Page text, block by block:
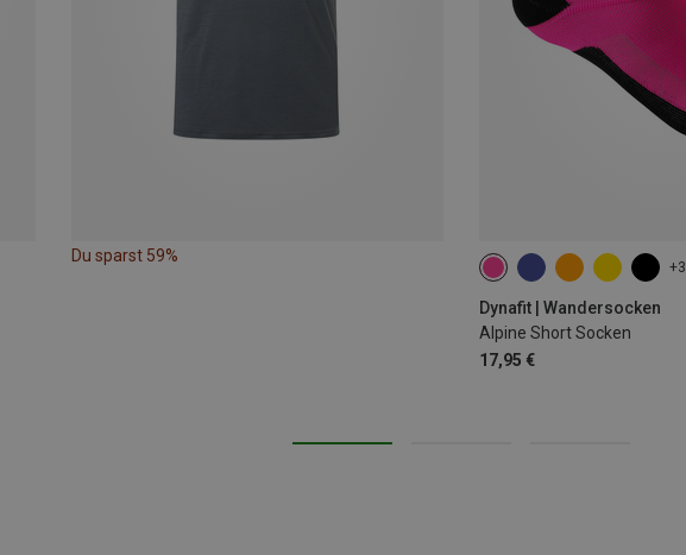
Du sparst 59%
+3
Dynafit | Wandersocken
Alpine Short Socken
17,95 €
35|36|37|38 39|40|41|42